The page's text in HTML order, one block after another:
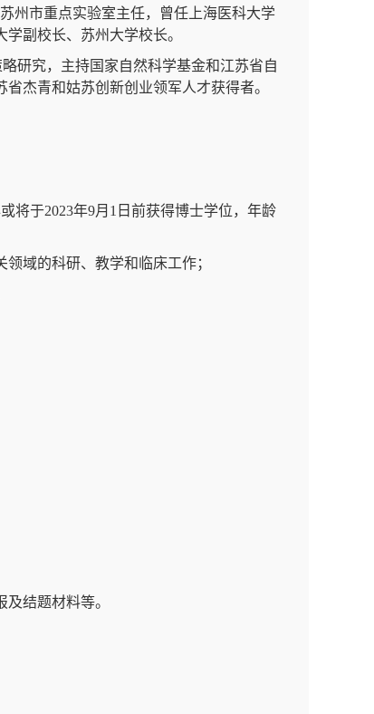
州市重点实验室主任，曾任上海医科大学
副校长、苏州大学校长。
研究，主持国家自然科学基金和江苏省自
杰青和姑苏创新创业领军人才获得者。
将于2023年9月1日前获得博士学位，年龄
域的科研、教学和临床工作；
结题材料等。